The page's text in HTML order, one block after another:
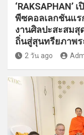
พีซคอลเลกชันแร
งานศิลปะสะสม
ถิ่นสู่สุนทรียภาพ
2 วัน ago